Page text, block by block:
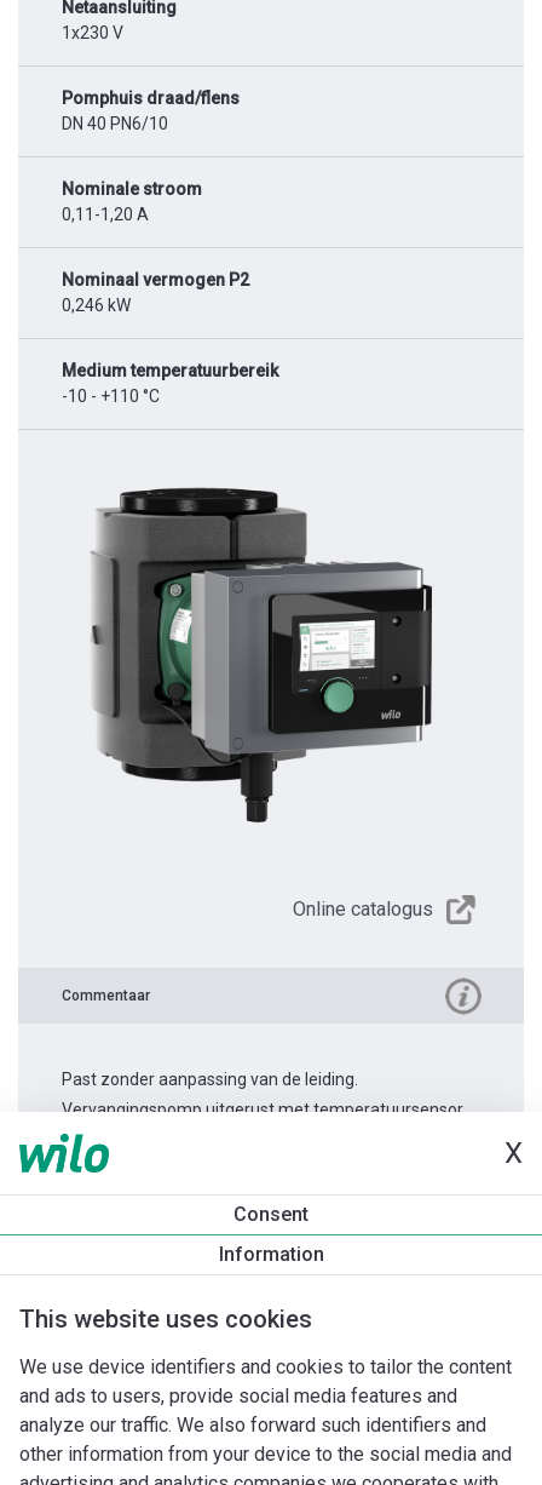
X
Consent
Information
This website uses cookies
We use device identifiers and cookies to tailor the content
and ads to users, provide social media features and
analyze our traffic. We also forward such identifiers and
other information from your device to the social media and
Netaansluiting
1x230 V
Pomphuis draad/flens
DN 40 PN6/10
Nominale stroom
0,11-1,20 A
Nominaal vermogen P2
0,246 kW
Medium temperatuurbereik
-10 - +110 °C
Online catalogus
Commentaar
Past zonder aanpassing van de leiding.
Vervangingspomp uitgerust met temperatuursensor.
Productinformatie